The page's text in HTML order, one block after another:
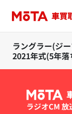
ラングラー(ジ
2021年式(5年
ラジオCM